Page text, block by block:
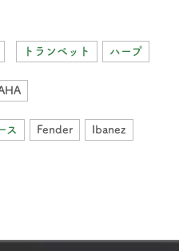
トランペット ハープ
ス Fender Ibanez